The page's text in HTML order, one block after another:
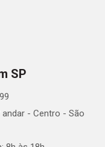
SP
andar - Centro - São